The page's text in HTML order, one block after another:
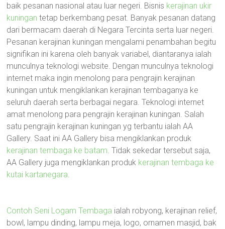
baik pesanan nasional atau luar negeri. Bisnis kerajinan ukir
kuningan tetap berkembang pesat. Banyak pesanan datang
dari bermacam daerah di Negara Tercinta serta luar negeri.
Pesanan kerajinan kuningan mengalami penambahan begitu
signifikan ini karena oleh banyak variabel, diantaranya ialah
munculnya teknologi website. Dengan munculnya teknologi
internet maka ingin menolong para pengrajin kerajinan
kuningan untuk mengiklankan kerajinan tembaganya ke
seluruh daerah serta berbagai negara. Teknologi internet
amat menolong para pengrajin kerajinan kuningan. Salah
satu pengrajin kerajinan kuningan yg terbantu ialah AA
Gallery. Saat ini AA Gallery bisa mengiklankan produk
kerajinan tembaga ke batam. Tidak sekedar tersebut saja,
AA Gallery juga mengiklankan produk kerajinan tembaga ke
kutai kartanegara.
Contoh Seni Logam Tembaga ialah robyong, kerajinan relief,
bowl, lampu dinding, lampu meja, logo, ornamen masjid, bak